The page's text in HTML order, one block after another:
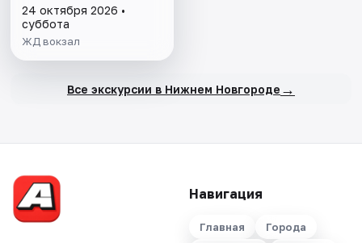
24 октября 2026 •
суббота
ЖД вокзал
Все экскурсии в Нижнем Новгороде →
Навигация
Главная Города